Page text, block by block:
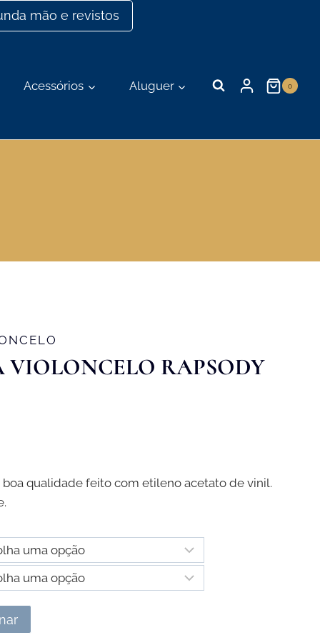
mão e revistos
Acessórios Aluguer 0
VIOLONCELO RAPSODY
€
€
qualidade feito com etileno acetato de vinil.